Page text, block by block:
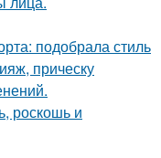
подобрала стиль
прическу
роскошь и